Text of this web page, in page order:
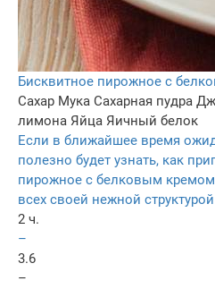
Бисквитное пирожное с
Сахар Мука Сахарная пудра
лимона Яйца Яичный белок
Если в ближайшее время
полезно будет узнать, как
пирожное с белковым
всех своей нежной
2 ч.
–
3.6
–